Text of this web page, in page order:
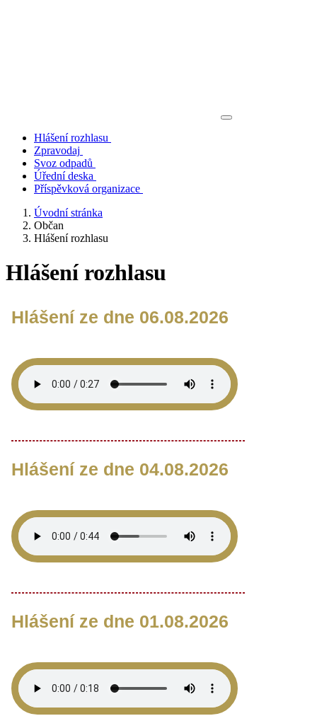
Hlášení rozhlasu
Zpravodaj
Svoz odpadů
Úřední deska
Příspěvková organizace
Úvodní stránka
Občan
Hlášení rozhlasu
Hlášení rozhlasu